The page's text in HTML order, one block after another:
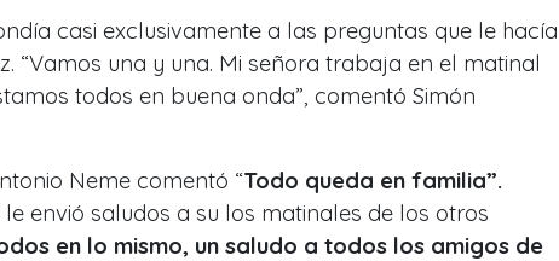
casi exclusivamente a las preguntas que le hacía
“Vamos una y una. Mi señora trabaja en el matinal
todos en buena onda”, comentó Simón
Neme comentó “Todo queda en familia”.
envió saludos a su los matinales de los otros
en lo mismo, un saludo a todos los amigos de